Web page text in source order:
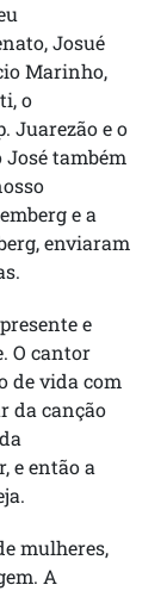
Josué
Marinho,
o
Juarezão e o
também
e a
enviaram
e
O cantor
de vida com
da canção
e então a
mulheres,
A